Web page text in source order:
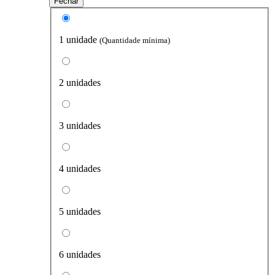
1 unidade (Quantidade mínima)
2 unidades
3 unidades
4 unidades
5 unidades
6 unidades